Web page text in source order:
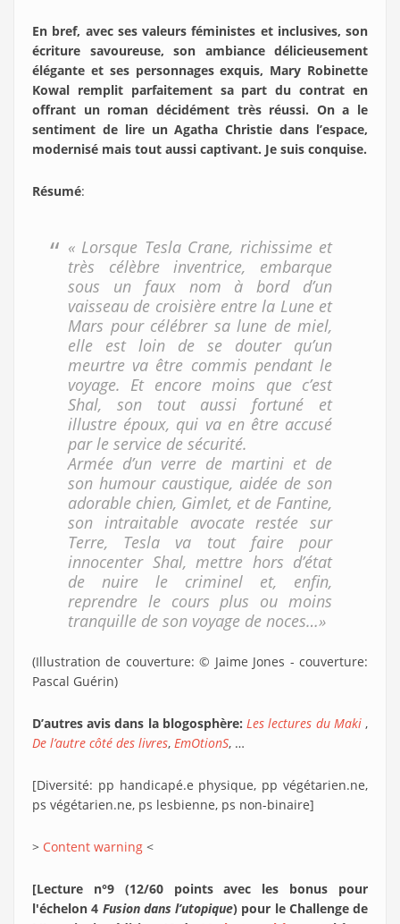
En bref, avec ses valeurs féministes et inclusives, son
écriture savoureuse, son ambiance délicieusement
élégante et ses personnages exquis, Mary Robinette
Kowal remplit parfaitement sa part du contrat en
offrant un roman décidément très réussi. On a le
sentiment de lire un Agatha Christie dans l’espace,
modernisé mais tout aussi captivant. Je suis conquise.
Résumé:
« Lorsque Tesla Crane, richissime et
très célèbre inventrice, embarque
sous un faux nom à bord d’un
vaisseau de croisière entre la Lune et
Mars pour célébrer sa lune de miel,
elle est loin de se douter qu’un
meurtre va être commis pendant le
voyage. Et encore moins que c’est
Shal, son tout aussi fortuné et
illustre époux, qui va en être accusé
par le service de sécurité.
Armée d’un verre de martini et de
son humour caustique, aidée de son
adorable chien, Gimlet, et de Fantine,
son intraitable avocate restée sur
Terre, Tesla va tout faire pour
innocenter Shal, mettre hors d’état
de nuire le criminel et, enfin,
reprendre le cours plus ou moins
tranquille de son voyage de noces…»
(Illustration de couverture: © Jaime Jones - couverture:
Pascal Guérin)
D’autres avis dans la blogosphère: Les lectures du Maki,
De l’autre côté des livres, EmOtionS, …
[Diversité: pp handicapé.e physique, pp végétarien.ne,
ps végétarien.ne, ps lesbienne, ps non-binaire]
> Content warning <
[Lecture n°9 (12/60 points avec les bonus pour
l'échelon 4 Fusion dans l’utopique) pour le Challenge de